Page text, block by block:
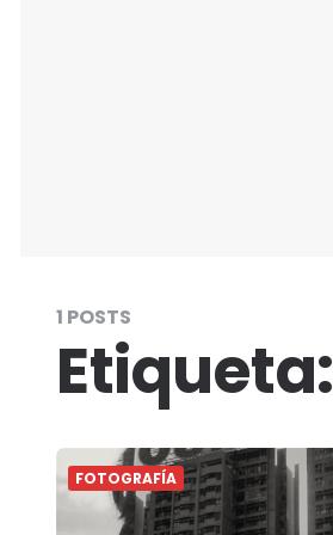
1 POSTS
Etiqueta:
FOTOGRAFÍA